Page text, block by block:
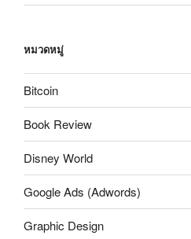
หมวดหมู่
Bitcoin
Book Review
Disney World
Google Ads (Adwords)
Graphic Design